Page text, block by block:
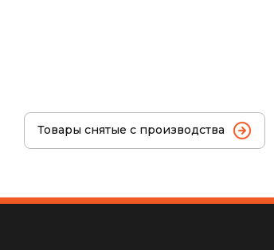
Товары снятые с производства